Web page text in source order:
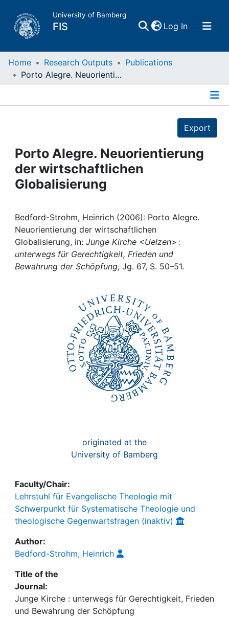
University of Bamberg
FIS Log In(current)
Home
Projects
People
Awards
My FIS
Home Research Outputs
Publications
Porto Alegre. Neuorientierung der wirtschaftlichen Globalisierung
Export
Porto Alegre. Neuorientierung
der wirtschaftlichen
Globalisierung
Bedford-Strohm, Heinrich (2006): Porto Alegre.
Neuorientierung der wirtschaftlichen
Globalisierung, in: Junge Kirche <Uelzen> :
unterwegs für Gerechtigkeit, Frieden und
Bewahrung der Schöpfung, Jg. 67, S. 50–51.
originated at the
University of Bamberg
Faculty/Chair:
Lehrstuhl für Evangelische Theologie mit
Schwerpunkt für Systematische Theologie und
theologische Gegenwartsfragen (inaktiv)
Author:
Bedford-Strohm, Heinrich
Title of the
Journal:
Junge Kirche : unterwegs für Gerechtigkeit, Frieden
und Bewahrung der Schöpfung